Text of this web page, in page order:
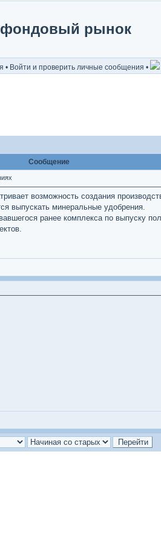
фондовый рынок
• Войти и проверить личные сообщения •
Сообщение
возможность создания
выпускать минеральные удобрения.
ранее комплекса по выпуску